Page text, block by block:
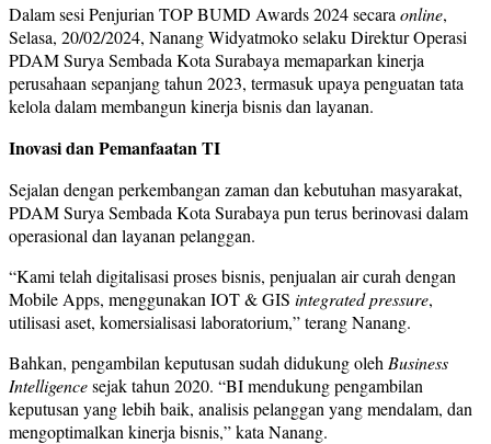
Dalam sesi Penjurian TOP BUMD Awards 2024 secara online,
Selasa, 20/02/2024, Nanang Widyatmoko selaku Direktur Operasi
PDAM Surya Sembada Kota Surabaya memaparkan kinerja
perusahaan sepanjang tahun 2023, termasuk upaya penguatan tata
kelola dalam membangun kinerja bisnis dan layanan.
Inovasi dan Pemanfaatan TI
Sejalan dengan perkembangan zaman dan kebutuhan masyarakat,
PDAM Surya Sembada Kota Surabaya pun terus berinovasi dalam
operasional dan layanan pelanggan.
“Kami telah digitalisasi proses bisnis, penjualan air curah dengan
Mobile Apps, menggunakan IOT & GIS integrated pressure,
utilisasi aset, komersialisasi laboratorium,” terang Nanang.
Bahkan, pengambilan keputusan sudah didukung oleh Business
Intelligencesejak tahun 2020. “BI mendukung pengambilan
keputusan yang lebih baik, analisis pelanggan yang mendalam, dan
mengoptimalkan kinerja bisnis,” kata Nanang.